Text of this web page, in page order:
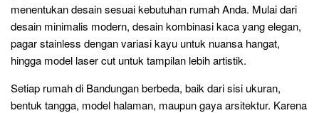
menentukan desain sesuai kebutuhan rumah Anda. Mulai dari
desain minimalis modern, desain kombinasi kaca yang elegan,
pagar stainless dengan variasi kayu untuk nuansa hangat,
hingga model laser cut untuk tampilan lebih artistik.
Setiap rumah di Bandungan berbeda, baik dari sisi ukuran,
bentuk tangga, model halaman, maupun gaya arsitektur. Karena